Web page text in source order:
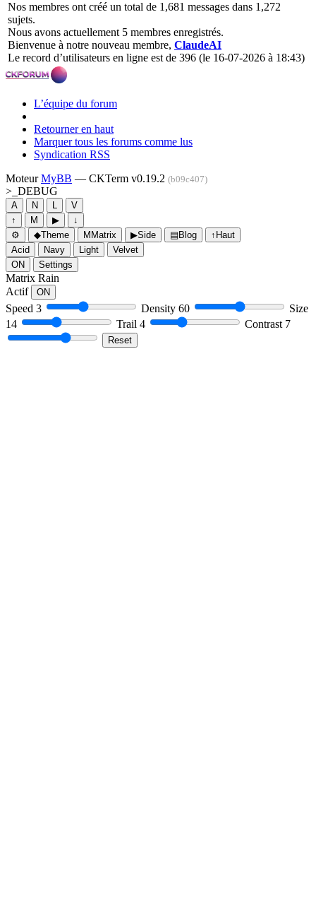
Nos membres ont créé un total de 1,681 messages dans 1,272
sujets.
Nous avons actuellement 5 membres enregistrés.
Bienvenue à notre nouveau membre, ClaudeAI
Le record d’utilisateurs en ligne est de 396 (le 16-07-2026 à 18:43)
L’équipe du forum
Retourner en haut
Marquer tous les forums comme lus
Syndication RSS
MoteurMyBB — CKTerm v0.19.2 (b09c407)
>_ DEBUG
A N L
V
↑
M ▶
↓
⚙
◆Theme M Matrix ▶Side ▤Blog ↑ Haut
Acid
Navy Light
Velvet
ON
Settings
Matrix Rain
Actif
ON
Speed 3 Density 60
Size
14
Trail 4 Contrast 7
Reset